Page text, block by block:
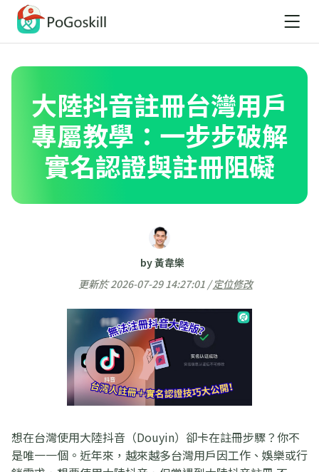
大陸抖音註冊台灣用戶
專屬教學：一步步破解
實名認證與註冊阻礙
by 黃韋樂
更新於 2026-07-29 14:27:01 /定位修改
想在台灣使用大陸抖音（Douyin）卻卡在註冊步驟？你不
是唯一一個。近年來，越來越多台灣用戶因工作、娛樂或行